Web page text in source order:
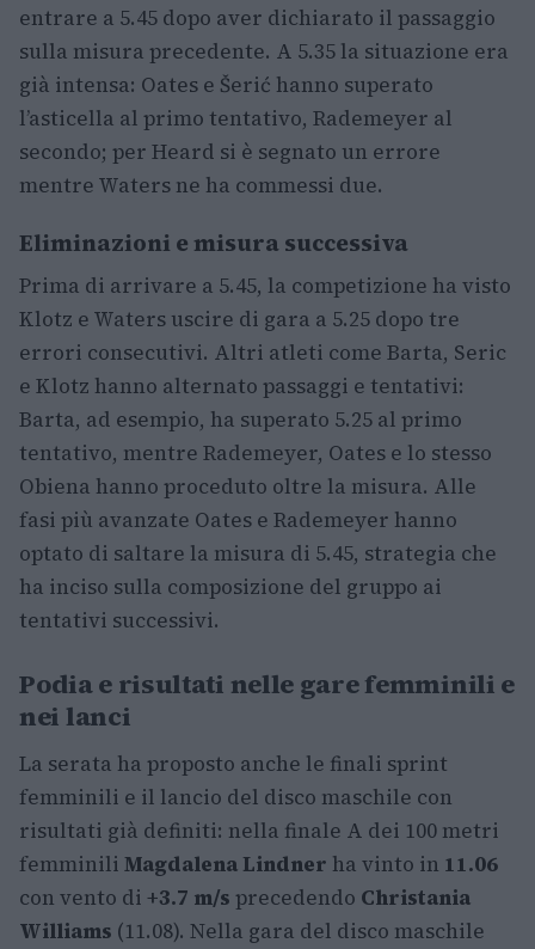
entrare a 5.45 dopo aver dichiarato il passaggio
sulla misura precedente. A 5.35 la situazione era
già intensa: Oates e Šerić hanno superato
l’asticella al primo tentativo, Rademeyer al
secondo; per Heard si è segnato un errore
mentre Waters ne ha commessi due.
Eliminazioni e misura successiva
Prima di arrivare a 5.45, la competizione ha visto
Klotz e Waters uscire di gara a 5.25 dopo tre
errori consecutivi. Altri atleti come Barta, Seric
e Klotz hanno alternato passaggi e tentativi:
Barta, ad esempio, ha superato 5.25 al primo
tentativo, mentre Rademeyer, Oates e lo stesso
Obiena hanno proceduto oltre la misura. Alle
fasi più avanzate Oates e Rademeyer hanno
optato di saltare la misura di 5.45, strategia che
ha inciso sulla composizione del gruppo ai
tentativi successivi.
Podia e risultati nelle gare femminili e
nei lanci
La serata ha proposto anche le finali sprint
femminili e il lancio del disco maschile con
risultati già definiti: nella finale A dei 100 metri
femminili Magdalena Lindner ha vinto in 11.06
con vento di +3.7 m/s precedendo Christania
Williams (11.08). Nella gara del disco maschile